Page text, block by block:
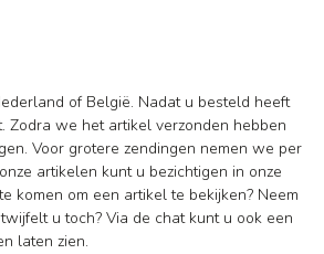
of België. Nadat u besteld heeft
we het artikel verzonden hebben
Voor grotere zendingen nemen we per
artikelen kunt u bezichtigen in onze
komen om een artikel te bekijken? Neem
u toch? Via de chat kunt u ook een
laten zien.